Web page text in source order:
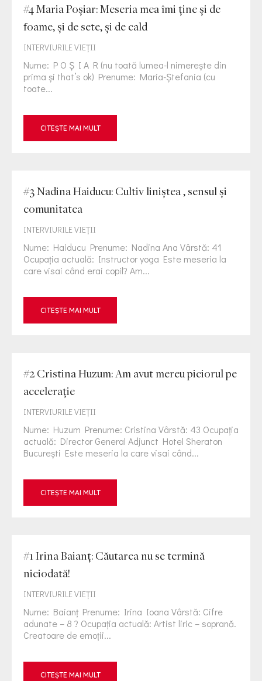
#4 Maria Poșiar: Meseria mea îmi ține și de
foame, și de sete, și de cald
INTERVIURILE VIEŢII
Nume: P O Ș I A R (nu toată lumea-l nimerește din
prima și that’s ok) Prenume: Maria-Ștefania (cu
toate...
CITEȘTE MAI MULT
#3 Nadina Haiducu: Cultiv liniștea , sensul și
comunitatea
INTERVIURILE VIEŢII
Nume: Haiducu Prenume: Nadina Ana Vârstă: 41
Ocupația actuală: Instructor yoga Este meseria la
care visai când erai copil? Am...
CITEȘTE MAI MULT
#2 Cristina Huzum: Am avut mereu piciorul pe
accelerație
INTERVIURILE VIEŢII
Nume: Huzum Prenume: Cristina Vârstă: 43 Ocupația
actuală: Director General Adjunct Hotel Sheraton
București Este meseria la care visai când...
CITEȘTE MAI MULT
#1 Irina Baianț: Căutarea nu se termină
niciodată!
INTERVIURILE VIEŢII
Nume: Baianț Prenume: Irina Ioana Vârstă: Cifre
adunate – 8 ? Ocupația actuală: Artist liric – soprană.
Creatoare de emoții...
CITEȘTE MAI MULT